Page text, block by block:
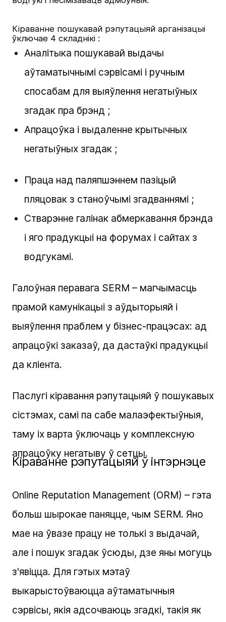
Кіраванне пошукавай рэпутацыяй арганізацыі
ўключае 4 складнікі :
Аналітыка пошукавай выдачы
аўтаматычнымі сэрвісамі і ручным
спосабам для выяўлення негатыўных
згадак пра брэнд ;
Апрацоўка і выдаленне крытычных
негатыўных згадак ;
Праца над паляпшэннем пазіцый
пляцовак з станоўчымі згадваннямі ;
Стварэнне галінак абмеркавання брэнда
і яго прадукцыі на форумах і сайтах з
водгукамі.
Галоўная перавага SERM – магчымасць
прамой камунікацыі з аўдыторыяй і
выяўлення праблем у бізнес-працэсах: ад
апрацоўкі заказаў, да дастаўкі прадукцыі
да кліента.
Паслугі кіравання рэпутацыяй ў пошукавых
сістэмах, самі па сабе малаэфектыўныя,
таму іх варта ўключаць у комплексную
апрацоўку негатыву ў сетцы.
Кіраванне рэпутацыяй ў інтэрнэце
Online Reputation Management (ORM) – гэта
больш шырокае паняцце, чым SERM. Яно
мае на ўвазе працу не толькі з выдачай,
але і пошук згадак ўсюды, дзе яны могуць
з'явіцца. Для гэтых мэтаў
выкарыстоўваюцца аўтаматычныя
сэрвісы, якія адсочваюць згадкі, такія як